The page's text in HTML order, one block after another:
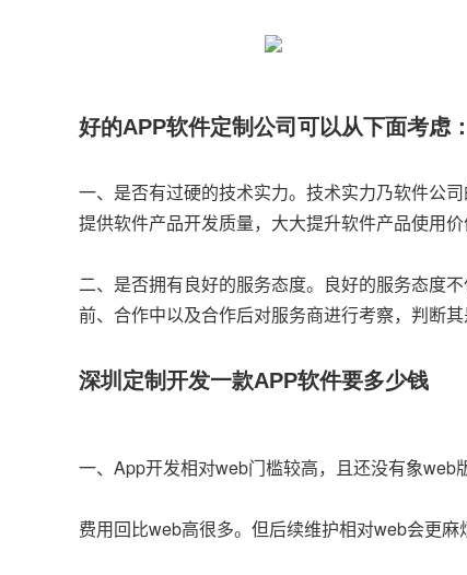
好的APP软件定制公司可以从下面考虑：
一、是否有过硬的技术实力。技术实力乃软件公
提供软件产品开发质量，大大提升软件产品使用价
二、是否拥有良好的服务态度。良好的服务态度
前、合作中以及合作后对服务商进行考察，判断
深圳定制开发一款APP软件要多少钱
一、App开发相对web门槛较高，且还没有象web
费用回比web高很多。但后续维护相对web会更